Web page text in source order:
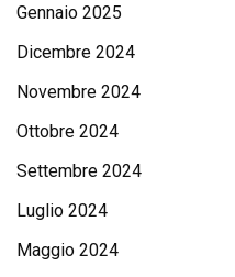
Gennaio 2025
Dicembre 2024
Novembre 2024
Ottobre 2024
Settembre 2024
Luglio 2024
Maggio 2024